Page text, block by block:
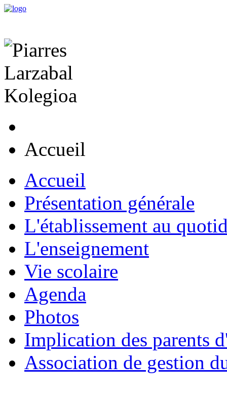
Accueil
Accueil
Présentation générale
L'établissement au
L'enseignement
Vie scolaire
Agenda
Photos
Implication des parents
Association de gestion